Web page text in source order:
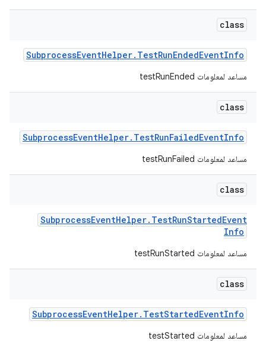
class
SubprocessEventHelper. TestRunEndedEventInfo
مساعد لمعلومات testRunEnded
class
SubprocessEventHelper. TestRunFailedEventInfo
مساعد لمعلومات testRunFailed
class
SubprocessEventHelper. TestRunStartedEvent
Info
مساعد لمعلومات testRunStarted
class
SubprocessEventHelper. TestStartedEventInfo
مساعد لمعلومات testStarted